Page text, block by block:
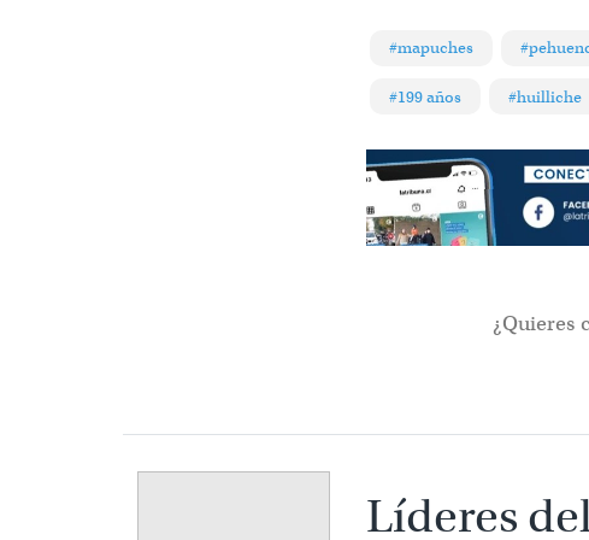
#mapuches
#199 años #huilliche
¿Quieres
Líderes